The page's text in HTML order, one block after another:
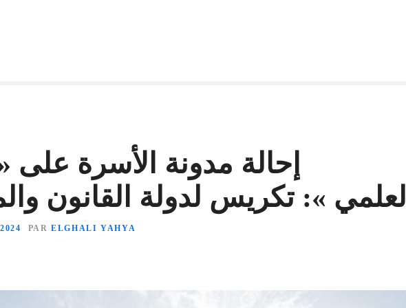
إحالة مدونة الأسرة
العلمي »: تكريس لدولة القانون
PAR ELGHALI YAHYA